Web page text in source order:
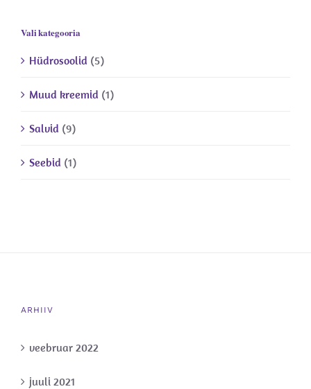
Vali kategooria
Hüdrosoolid (5)
Muud kreemid (1)
Salvid (9)
Seebid (1)
ARHIIV
veebruar 2022
juuli 2021